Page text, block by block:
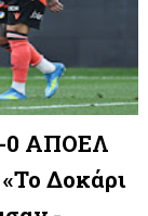
0 ΑΠΟΕΛ
Δοκάρι